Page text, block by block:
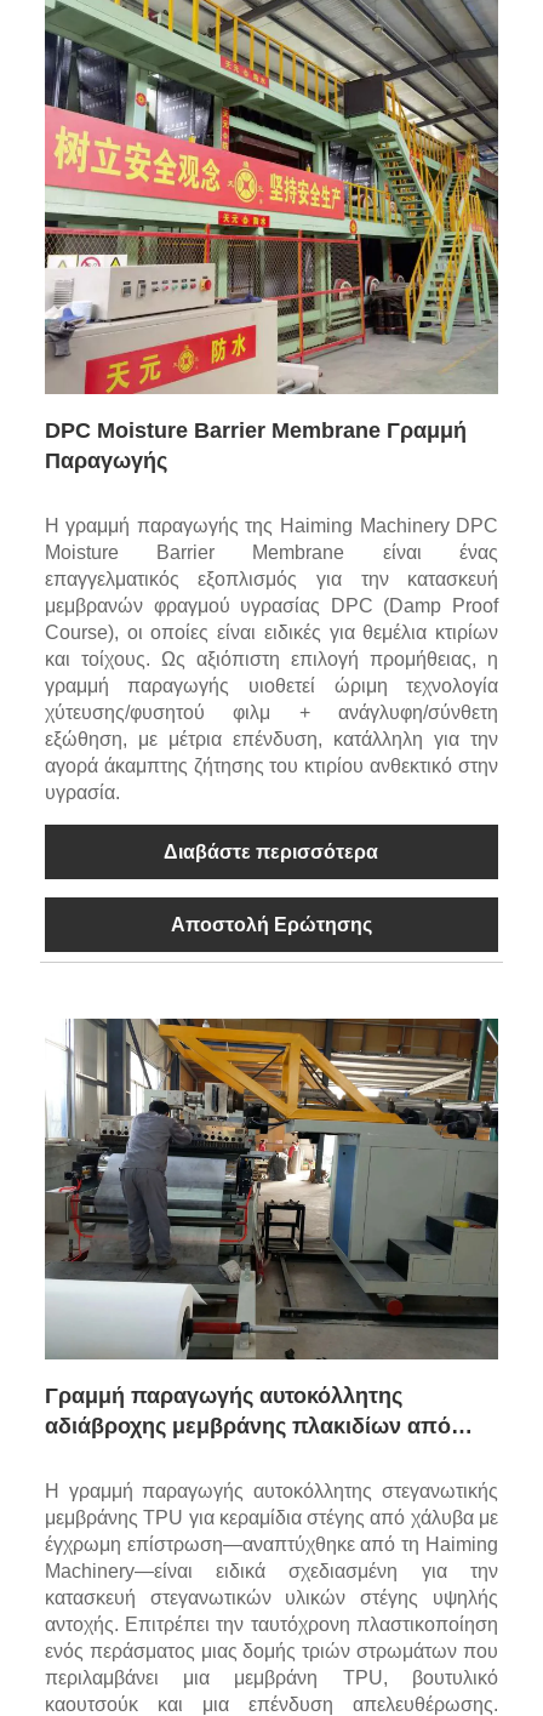
DPC Moisture Barrier Membrane Γραμμή
Παραγωγής
Η γραμμή παραγωγής της Haiming Machinery DPC
Moisture Barrier Membrane είναι ένας
επαγγελματικός εξοπλισμός για την κατασκευή
μεμβρανών φραγμού υγρασίας DPC (Damp Proof
Course), οι οποίες είναι ειδικές για θεμέλια κτιρίων
και τοίχους. Ως αξιόπιστη επιλογή προμήθειας, η
γραμμή παραγωγής υιοθετεί ώριμη τεχνολογία
χύτευσης/φυσητού φιλμ + ανάγλυφη/σύνθετη
εξώθηση, με μέτρια επένδυση, κατάλληλη για την
αγορά άκαμπτης ζήτησης του κτιρίου ανθεκτικό στην
υγρασία.
Διαβάστε περισσότερα
Αποστολή Ερώτησης
Γραμμή παραγωγής αυτοκόλλητης
αδιάβροχης μεμβράνης πλακιδίων από
Η γραμμή παραγωγής αυτοκόλλητης στεγανωτικής
μεμβράνης TPU για κεραμίδια στέγης από χάλυβα με
έγχρωμη επίστρωση—αναπτύχθηκε από τη Haiming
Machinery—είναι ειδικά σχεδιασμένη για την
κατασκευή στεγανωτικών υλικών στέγης υψηλής
αντοχής. Επιτρέπει την ταυτόχρονη πλαστικοποίηση
ενός περάσματος μιας δομής τριών στρωμάτων που
περιλαμβάνει μια μεμβράνη TPU, βουτυλικό
καουτσούκ και μια επένδυση απελευθέρωσης.